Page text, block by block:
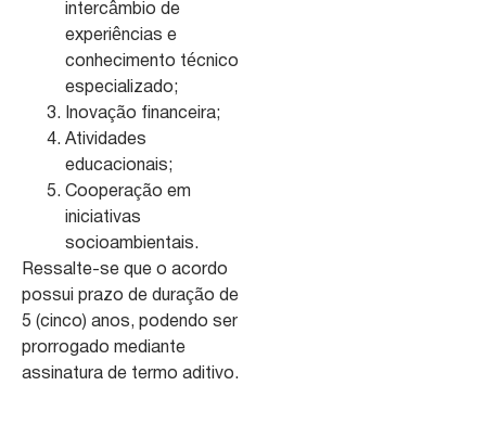
intercâmbio de
experiências e
conhecimento técnico
especializado;
Inovação financeira;
Atividades
educacionais;
Cooperação em
iniciativas
socioambientais.
Ressalte-se que o acordo
possui prazo de duração de
5 (cinco) anos, podendo ser
prorrogado mediante
assinatura de termo aditivo.